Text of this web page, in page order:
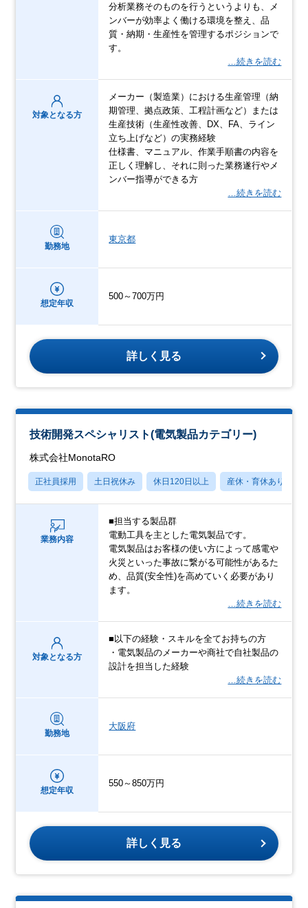
分析業務そのものを行うというよりも、メ
ンバーが効率よく働ける環境を整え、品
質・納期・生産性を管理するポジションで
す。
…続きを読む
対象となる方
メーカー（製造業）における生産管理（納
期管理、拠点政策、工程計画など）または
生産技術（生産性改善、DX、FA、ライン
立ち上げなど）の実務経験
仕様書、マニュアル、作業手順書の内容を
正しく理解し、それに則った業務遂行やメ
ンバー指導ができる方
…続きを読む
勤務地
東京都
想定年収
500～700万円
詳しく見る
技術開発スペシャリスト(電気製品カテゴリー)
株式会社MonotaRO
正社員採用 土日祝休み 休日120日以上 産休・育休あり
業務内容
■担当する製品群
電動工具を主とした電気製品です。
電気製品はお客様の使い方によって感電や
火災といった事故に繋がる可能性があるた
め、品質(安全性)を高めていく必要があり
ます。
…続きを読む
対象となる方
■以下の経験・スキルを全てお持ちの方
・電気製品のメーカーや商社で自社製品の
設計を担当した経験
…続きを読む
勤務地
大阪府
想定年収
550～850万円
詳しく見る